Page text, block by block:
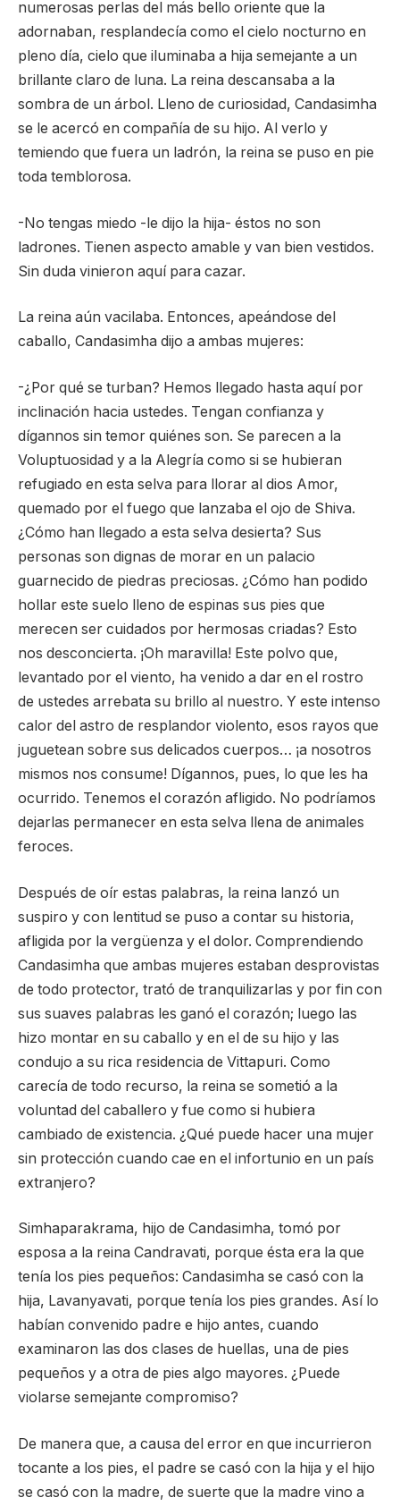
numerosas perlas del más bello oriente que la
adornaban, resplandecía como el cielo nocturno en
pleno día, cielo que iluminaba a hija semejante a un
brillante claro de luna. La reina descansaba a la
sombra de un árbol. Lleno de curiosidad, Candasimha
se le acercó en compañía de su hijo. Al verlo y
temiendo que fuera un ladrón, la reina se puso en pie
toda temblorosa.
-No tengas miedo -le dijo la hija- éstos no son
ladrones. Tienen aspecto amable y van bien vestidos.
Sin duda vinieron aquí para cazar.
La reina aún vacilaba. Entonces, apeándose del
caballo, Candasimha dijo a ambas mujeres:
-¿Por qué se turban? Hemos llegado hasta aquí por
inclinación hacia ustedes. Tengan confianza y
dígannos sin temor quiénes son. Se parecen a la
Voluptuosidad y a la Alegría como si se hubieran
refugiado en esta selva para llorar al dios Amor,
quemado por el fuego que lanzaba el ojo de Shiva.
¿Cómo han llegado a esta selva desierta? Sus
personas son dignas de morar en un palacio
guarnecido de piedras preciosas. ¿Cómo han podido
hollar este suelo lleno de espinas sus pies que
merecen ser cuidados por hermosas criadas? Esto
nos desconcierta. ¡Oh maravilla! Este polvo que,
levantado por el viento, ha venido a dar en el rostro
de ustedes arrebata su brillo al nuestro. Y este intenso
calor del astro de resplandor violento, esos rayos que
juguetean sobre sus delicados cuerpos… ¡a nosotros
mismos nos consume! Dígannos, pues, lo que les ha
ocurrido. Tenemos el corazón afligido. No podríamos
dejarlas permanecer en esta selva llena de animales
feroces.
Después de oír estas palabras, la reina lanzó un
suspiro y con lentitud se puso a contar su historia,
afligida por la vergüenza y el dolor. Comprendiendo
Candasimha que ambas mujeres estaban desprovistas
de todo protector, trató de tranquilizarlas y por fin con
sus suaves palabras les ganó el corazón; luego las
hizo montar en su caballo y en el de su hijo y las
condujo a su rica residencia de Vittapuri. Como
carecía de todo recurso, la reina se sometió a la
voluntad del caballero y fue como si hubiera
cambiado de existencia. ¿Qué puede hacer una mujer
sin protección cuando cae en el infortunio en un país
extranjero?
Simhaparakrama, hijo de Candasimha, tomó por
esposa a la reina Candravati, porque ésta era la que
tenía los pies pequeños: Candasimha se casó con la
hija, Lavanyavati, porque tenía los pies grandes. Así lo
habían convenido padre e hijo antes, cuando
examinaron las dos clases de huellas, una de pies
pequeños y a otra de pies algo mayores. ¿Puede
violarse semejante compromiso?
De manera que, a causa del error en que incurrieron
tocante a los pies, el padre se casó con la hija y el hijo
se casó con la madre, de suerte que la madre vino a